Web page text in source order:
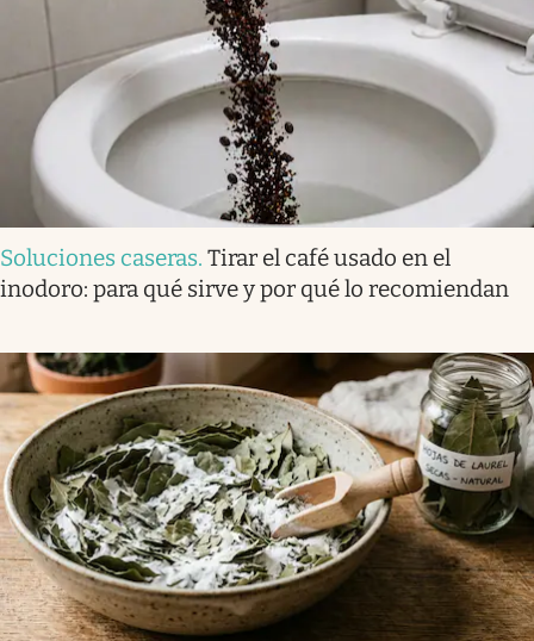
Soluciones caseras. Tirar el café usado en el
inodoro: para qué sirve y por qué lo recomiendan